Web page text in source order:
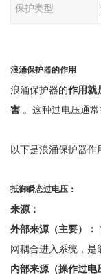
保护类型
浪涌保护器的作用
浪涌保护器的作用就
害 。这种过电压通
以下是浪涌保护器作
抵御瞬态过电压：
来源：
外部来源（主要）：
网耦合进入系统，是
内部来源（操作过电